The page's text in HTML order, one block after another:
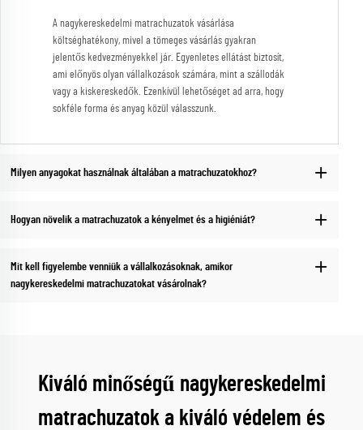
A nagykereskedelmi matrachuzatok vásárlása
költséghatékony, mivel a tömeges vásárlás gyakran
jelentős kedvezményekkel jár. Egyenletes ellátást biztosít,
ami előnyös olyan vállalkozások számára, mint a szállodák
vagy a kiskereskedők. Ezenkívül lehetőséget ad arra, hogy
sokféle forma és anyag közül válasszunk.
Milyen anyagokat használnak általában a matrachuzatokhoz?
Hogyan növelik a matrachuzatok a kényelmet és a higiéniát?
Mit kell figyelembe venniük a vállalkozásoknak, amikor
nagykereskedelmi matrachuzatokat vásárolnak?
Kiváló minőségű nagykereskedelmi
matrachuzatok a kiváló védelem és